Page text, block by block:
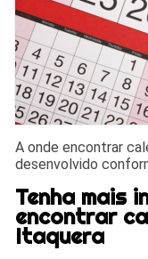
A onde encontrar
desenvolvido
Tenha mais
encontrar
Itaquera